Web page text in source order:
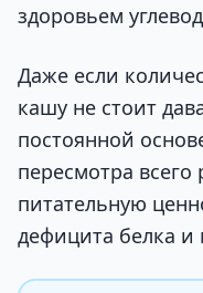
здоровьем
Даже если
кашу не стоит
постоянной
пересмотра всего
питательную
дефицита белка и